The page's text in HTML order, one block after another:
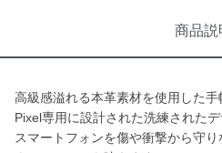
商品説
高級感溢れる本革素材を使用した
Pixel専用に設計された洗練された
スマートフォンを傷や衝撃から守